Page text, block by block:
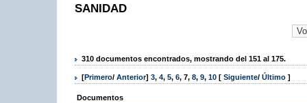
SANIDAD
310 documentos encontrados, mostrando del 151 al 175.
[Primero/ Anterior] 3, 4, 5, 6, 7, 8, 9, 10 [ Siguiente/ Último ]
Documentos